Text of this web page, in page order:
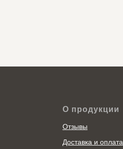
О продукции
Отзывы
Доставка и оплата